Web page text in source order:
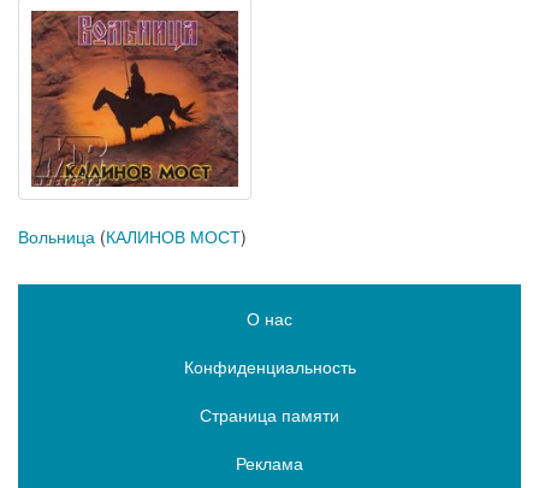
Вольница (КАЛИНОВ МОСТ)
О нас
Конфиденциальность
Страница памяти
Реклама